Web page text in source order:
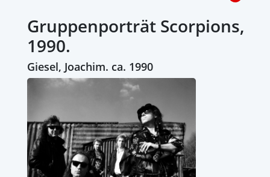
Gruppenporträt Scorpions,
1990.
Giesel, Joachim. ca. 1990